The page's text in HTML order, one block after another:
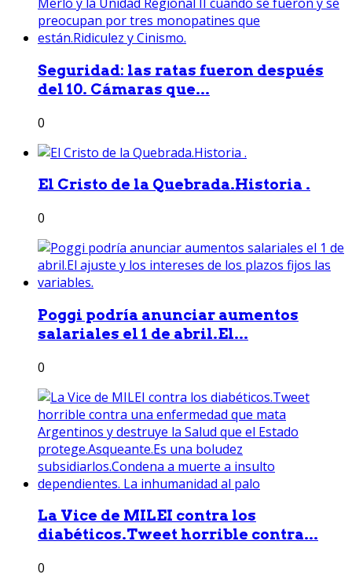
Seguridad: las ratas fueron después
del 10. Cámaras que...
0
El Cristo de la Quebrada.Historia .
0
Poggi podría anunciar aumentos
salariales el 1 de abril.El...
0
La Vice de MILEI contra los
diabéticos.Tweet horrible contra...
0